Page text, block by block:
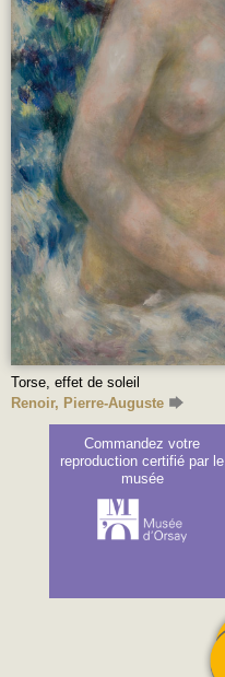
Torse, effet de soleil
Renoir, Pierre-Auguste
Commandez votre
reproduction certifié par le
musée